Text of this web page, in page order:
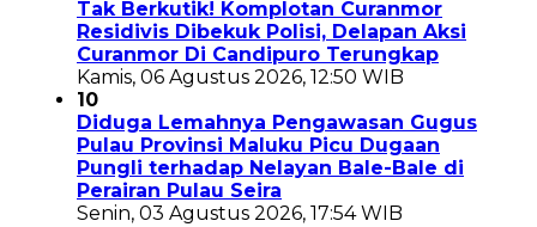
Tak Berkutik! Komplotan Curanmor
Residivis Dibekuk Polisi, Delapan Aksi
Curanmor Di Candipuro Terungkap
Kamis, 06 Agustus 2026, 12:50 WIB
10
Diduga Lemahnya Pengawasan Gugus
Pulau Provinsi Maluku Picu Dugaan
Pungli terhadap Nelayan Bale-Bale di
Perairan Pulau Seira
Senin, 03 Agustus 2026, 17:54 WIB